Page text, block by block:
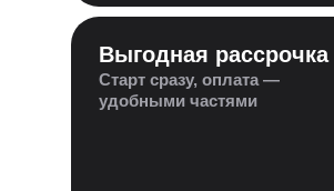
Выгодная рассрочка
Старт сразу, оплата —
удобными частями